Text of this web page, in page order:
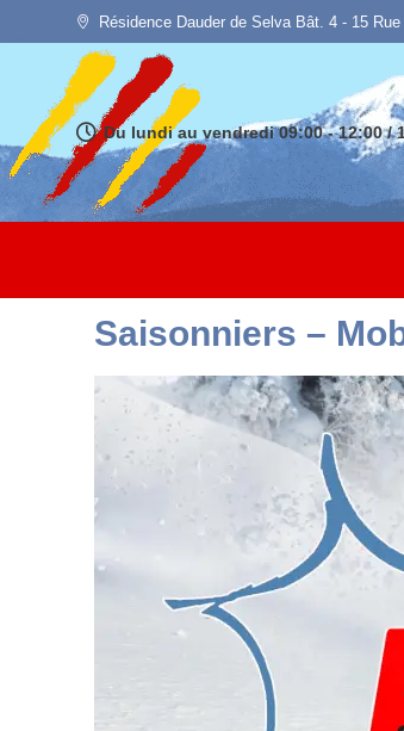
Résidence Dauder de Selva Bât. 4 - 15
Du lundi au vendredi 09:00 - 12:00 /
Saisonniers –